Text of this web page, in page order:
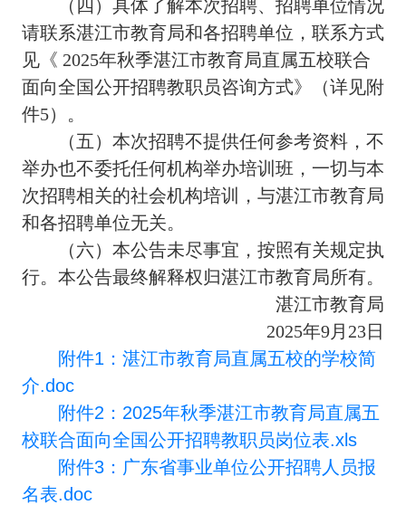
（四）具体了解本次招聘、招聘单位情况
请联系湛江市教育局和各招聘单位，联系方式
见《 2025年秋季湛江市教育局直属五校联合
面向全国公开招聘教职员咨询方式》（详见附
件5）。
（五）本次招聘不提供任何参考资料，不
举办也不委托任何机构举办培训班，一切与本
次招聘相关的社会机构培训，与湛江市教育局
和各招聘单位无关。
（六）本公告未尽事宜，按照有关规定执
行。本公告最终解释权归湛江市教育局所有。
湛江市教育局
2025年9月23日
附件1：湛江市教育局直属五校的学校简
介.doc
附件2：2025年秋季湛江市教育局直属五
校联合面向全国公开招聘教职员岗位表.xls
附件3：广东省事业单位公开招聘人员报
名表.doc